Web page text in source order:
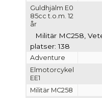
Guldhjälm E0
85cc t.o.m. 12
år
Militär MC258,
platser: 138
Adventure
Elmotorcykel
EE1
Militär MC258